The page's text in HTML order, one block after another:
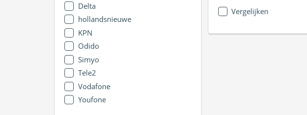
Delta
hollandsnieuwe
KPN
Odido
Simyo
Tele2
Vodafone
Youfone
Vergelijken